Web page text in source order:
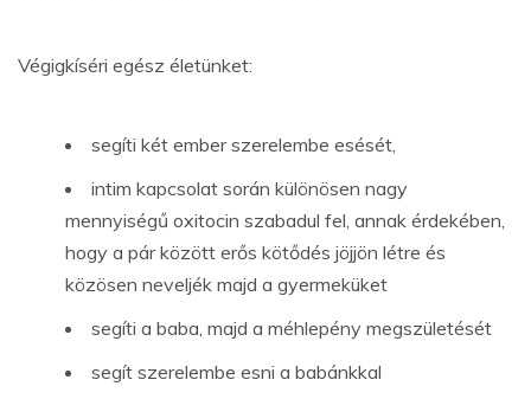
Végigkíséri egész életünket:
segíti két ember szerelembe esését,
intim kapcsolat során különösen nagy
mennyiségű oxitocin szabadul fel, annak érdekében,
hogy a pár között erős kötődés jöjjön létre és
közösen neveljék majd a gyermeküket
segíti a baba, majd a méhlepény megszületését
segít szerelembe esni a babánkkal